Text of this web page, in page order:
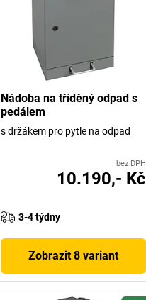
Nádoba na tříděný odpad s
pedálem
s držákem pro pytle na odpad
bez DPH
10.190,- Kč
3-4 týdny
Zobrazit 8 variant